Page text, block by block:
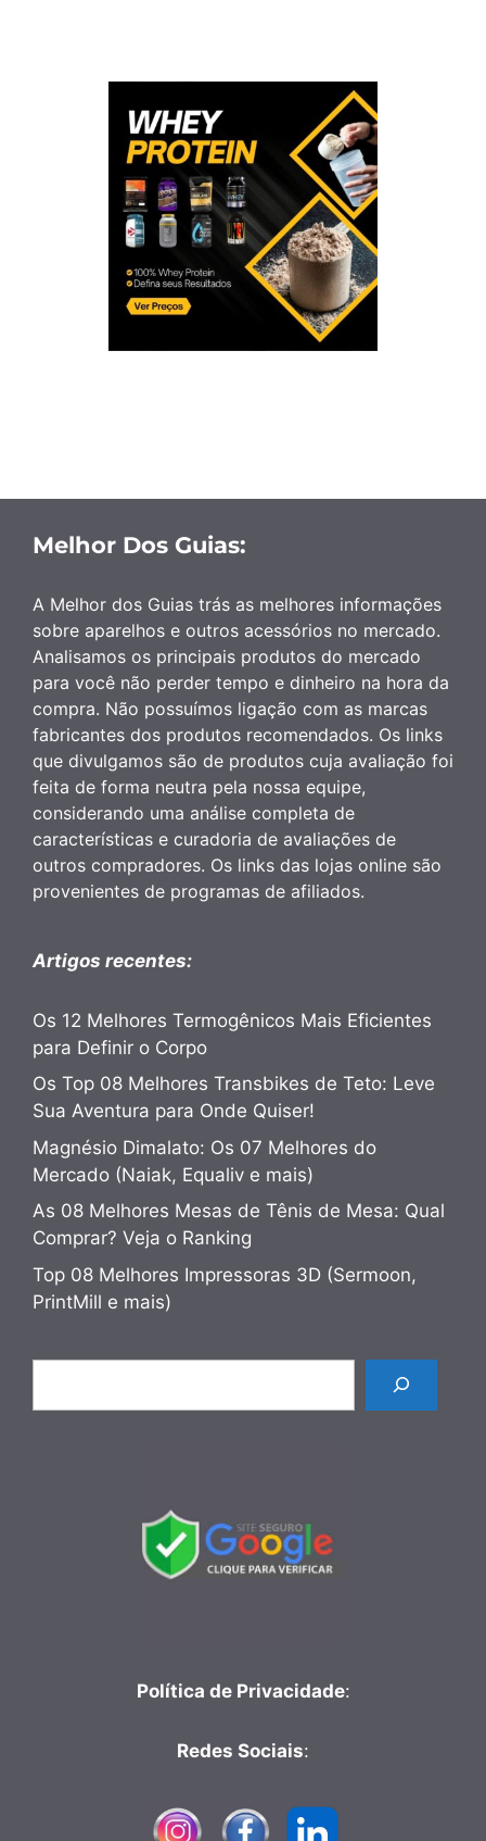
Melhor Dos Guias:
A Melhor dos Guias trás as melhores informações
sobre aparelhos e outros acessórios no mercado.
Analisamos os principais produtos do mercado
para você não perder tempo e dinheiro na hora da
compra. Não possuímos ligação com as marcas
fabricantes dos produtos recomendados. Os links
que divulgamos são de produtos cuja avaliação foi
feita de forma neutra pela nossa equipe,
considerando uma análise completa de
características e curadoria de avaliações de
outros compradores. Os links das lojas online são
provenientes de programas de afiliados.
Artigos recentes:
Os 12 Melhores Termogênicos Mais Eficientes
para Definir o Corpo
Os Top 08 Melhores Transbikes de Teto: Leve
Sua Aventura para Onde Quiser!
Magnésio Dimalato: Os 07 Melhores do
Mercado (Naiak, Equaliv e mais)
As 08 Melhores Mesas de Tênis de Mesa: Qual
Comprar? Veja o Ranking
Top 08 Melhores Impressoras 3D (Sermoon,
PrintMill e mais)
Política de Privacidade:
Redes Sociais: